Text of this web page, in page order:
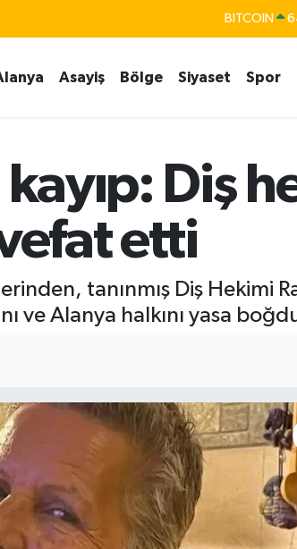
DOLAR
STERLİN
Asayiş Bölge Siyaset Spor
Diş
etti
tanınmış Diş Hekimi
ve Alanya halkını yasa